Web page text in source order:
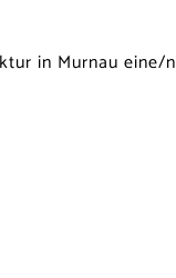
in Murnau eine/n